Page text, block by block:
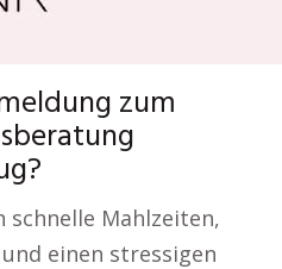
zum
schnelle Mahlzeiten,
einen stressigen